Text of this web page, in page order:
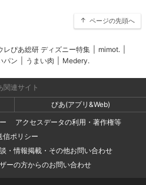
ページの先頭へ
レぴあ総研 ディズニー特集 mimot.
パン うまい肉 Medery.
関連サイト
ぴあ(アプリ&Web)
アクセスデータの利用・著作権等
信ポリシー
・情報掲載・その他お問い合わせ
ーの方からのお問い合わせ